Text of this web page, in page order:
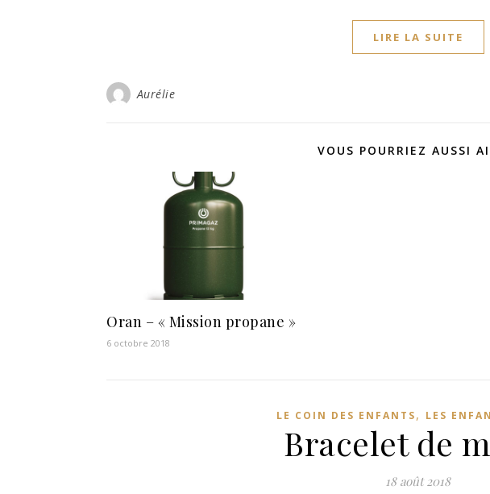
LIRE LA SUITE
Aurélie
VOUS POURRIEZ AUSSI
Oran – « Mission propane »
6 octobre 2018
LE COIN DES ENFANTS, LES
Bracelet de
18 août 2018